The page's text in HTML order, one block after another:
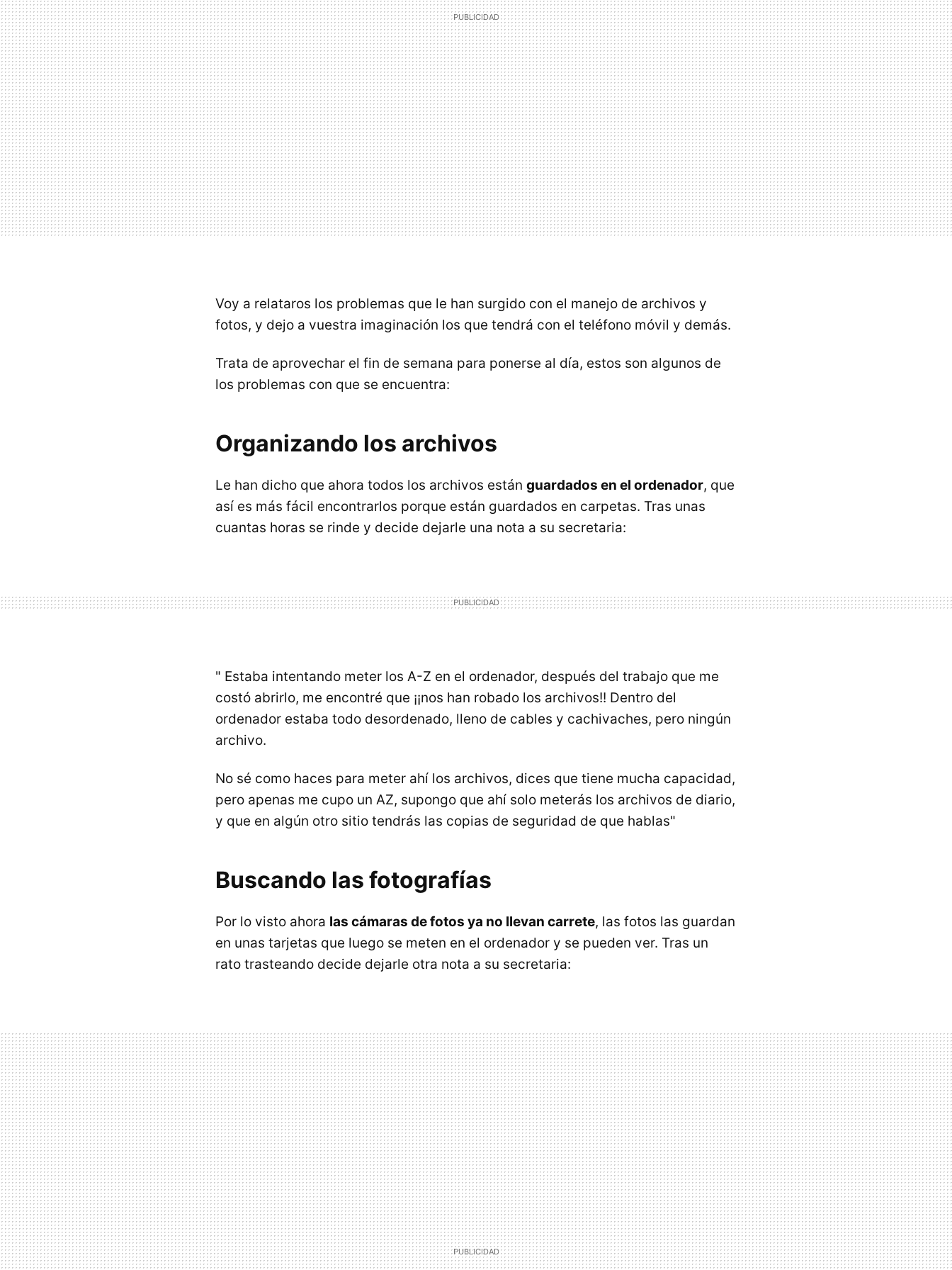
Voy a relataros los problemas que le han surgido con el manejo de archivos y
fotos, y dejo a vuestra imaginación los que tendrá con el teléfono móvil y demás.
Trata de aprovechar el fin de semana para ponerse al día, estos son algunos de
los problemas con que se encuentra:
Organizando los archivos
Le han dicho que ahora todos los archivos están guardados en el ordenador, que
así es más fácil encontrarlos porque están guardados en carpetas. Tras unas
cuantas horas se rinde y decide dejarle una nota a su secretaria:
" Estaba intentando meter los A-Z en el ordenador, después del trabajo que me
costó abrirlo, me encontré que ¡¡nos han robado los archivos!! Dentro del
ordenador estaba todo desordenado, lleno de cables y cachivaches, pero ningún
archivo.
No sé como haces para meter ahí los archivos, dices que tiene mucha capacidad,
pero apenas me cupo un AZ, supongo que ahí solo meterás los archivos de diario,
y que en algún otro sitio tendrás las copias de seguridad de que hablas"
Buscando las fotografías
Por lo visto ahora las cámaras de fotos ya no llevan carrete, las fotos las guardan
en unas tarjetas que luego se meten en el ordenador y se pueden ver. Tras un
rato trasteando decide dejarle otra nota a su secretaria: